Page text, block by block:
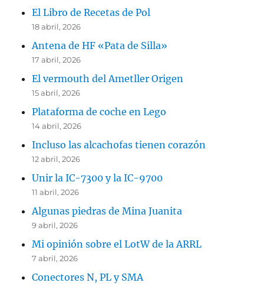
El Libro de Recetas de Pol
18 abril, 2026
Antena de HF «Pata de Silla»
17 abril, 2026
El vermouth del Ametller Origen
15 abril, 2026
Plataforma de coche en Lego
14 abril, 2026
Incluso las alcachofas tienen corazón
12 abril, 2026
Unir la IC-7300 y la IC-9700
11 abril, 2026
Algunas piedras de Mina Juanita
9 abril, 2026
Mi opinión sobre el LotW de la ARRL
7 abril, 2026
Conectores N, PL y SMA